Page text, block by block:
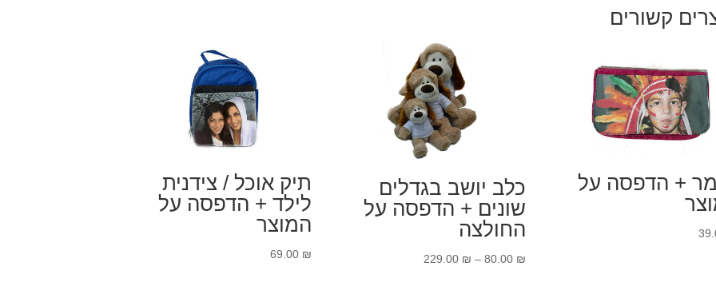
קשורים
+ הדפסה על
כלב יושב בגדלים
שונים + הדפסה על
החולצה
80.00 ₪
–
229.00 ₪
טווח
תיק אוכל / צידנית
לילד + הדפסה על
המוצר
69.00 ₪